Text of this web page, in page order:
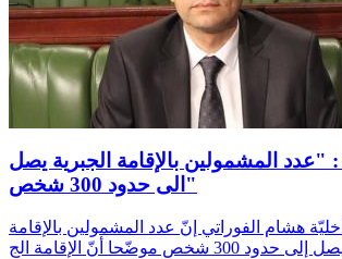
: "عدد المشمولين بالإقامة الجبرية يصل
الى حدود 300 شخص"
هشام الفوراتي إنّ عدد المشمولين بالإقامة